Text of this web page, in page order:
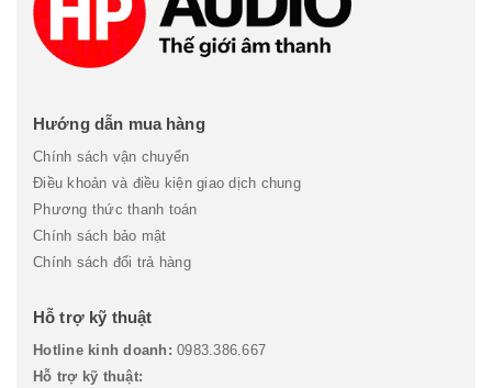
Hướng dẫn mua hàng
Chính sách vận chuyển
Điều khoản và điều kiện giao dịch chung
Phương thức thanh toán
Chính sách bảo mật
Chính sách đổi trả hàng
Hỗ trợ kỹ thuật
Hotline kinh doanh: 0983.386.667
Hỗ trợ kỹ thuật: